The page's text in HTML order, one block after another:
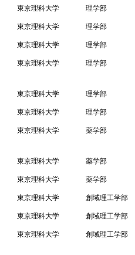
東京理科大学 理学部
東京理科大学 理学部
東京理科大学 理学部
東京理科大学 理学部
東京理科大学 理学部
東京理科大学 理学部
東京理科大学 薬学部
東京理科大学 薬学部
東京理科大学 薬学部
東京理科大学 創域理工学部
東京理科大学 創域理工学部
東京理科大学 創域理工学部